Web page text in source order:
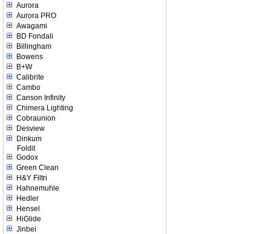
Aurora
Aurora PRO
Awagami
BD Fondali
Billingham
Bowens
B+W
Calibrite
Cambo
Canson Infinity
Chimera Lighting
Cobraunion
Desview
Dinkum
Foldit
Godox
Green Clean
H&Y Filtri
Hahnemuhle
Hedler
Hensel
HiGlide
Jinbei